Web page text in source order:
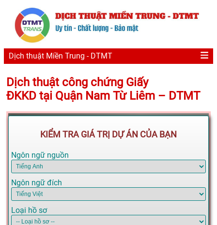
Dịch thuật Miền Trung - DTMT
Dịch thuật công chứng Giấy
ĐKKD tại Quận Nam Từ Liêm – DTMT
KIỂM TRA GIÁ TRỊ DỰ ÁN CỦA BẠN
Ngôn ngữ nguồn
Ngôn ngữ đích
Loại hồ sơ